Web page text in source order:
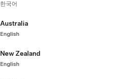
한국어
Australia
English
New Zealand
English